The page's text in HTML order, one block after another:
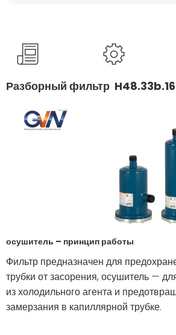
Разборный фильтр
осушитель – принцип работы
Фильтр предназначен для
трубки от засорения, осушитель —
из холодильного агента и
замерзания в капиллярной трубке.